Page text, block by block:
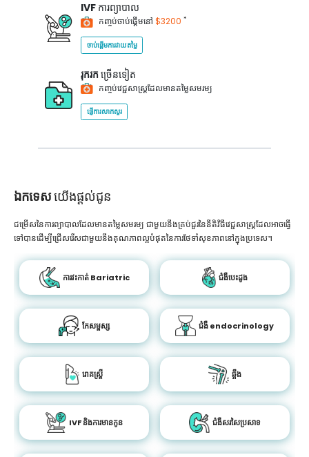
IVF ការព្យាបាល
កញ្ចប់ចាប់ផ្តើមនៅ $3200 *
ចាប់ផ្តើមការវាយតម្លៃ
រុករក ច្រើនទៀត
កញ្ចប់វេជ្ជសាស្ត្រដែលមានតម្លៃសមរម្យ
ផ្ញើការសាកសួរ
ឯកទេសយើងផ្តល់ជូន
ជម្រើសនៃការព្យាបាលដែលមានតម្លៃសមរម្យ ជាមួយនឹងគ្រប់ជួរនៃនីតិវិធីវេជ្ជសាស្រ្តដែលអាចធ្វើ
ទៅបានដើម្បីជ្រើសរើសជាមួយនឹងគុណភាពល្អបំផុតនៃការថែទាំសុខភាពនៅក្នុងប្រទេស។
ការវះកាត់ Bariatric ជំងឺបេះដូង
កែសម្ផស្ស ជំងឺ endocrinology
រោគស្ត្រី ឆ្អឹង
IVF និងការមានកូន ជំងឺសរសៃប្រសាទ